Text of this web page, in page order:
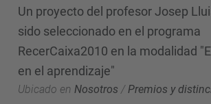
Un proyecto del profesor Josep
sido seleccionado en el programa
RecerCaixa2010 en la modalidad
en el aprendizaje"
Ubicado en Nosotros /Premios y